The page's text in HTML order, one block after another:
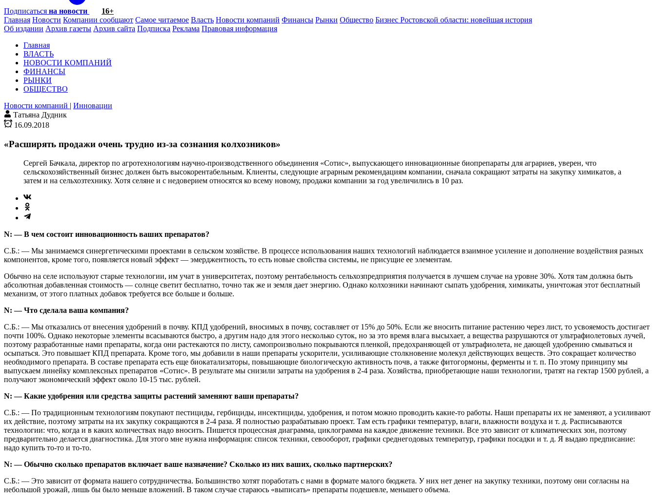
Подписаться на новости
16+
Главная Новости Компании сообщают Самое читаемое Власть Новости компаний Финансы Рынки Общество Бизнес Ростовской области: новейшая история
Об издании Архив газеты Архив сайта Подписка Реклама Правовая информация
Главная
ВЛАСТЬ
НОВОСТИ КОМПАНИЙ
ФИНАНСЫ
РЫНКИ
ОБЩЕСТВО
Новости компаний | Инновации
Татьяна Дудник
16.09.2018
«Расширять продажи очень трудно из-за сознания колхозников»
Сергей Бачкала, директор по агротехнологиям научно-производственного объединения «Сотис», выпускающего инновационные биопрепараты для аграриев, уверен, что
сельскохозяйственный бизнес должен быть высокорентабельным. Клиенты, следующие аграрным рекомендациям компании, сначала сокращают затраты на закупку химикатов, а
затем и на сельхозтехнику. Хотя селяне и с недоверием относятся ко всему новому, продажи компании за год увеличились в 10 раз.
N: — В чем состоит инновационность ваших препаратов?
С.Б.: — Мы занимаемся синергетическими проектами в сельском хозяйстве. В процессе использования наших технологий наблюдается взаимное усиление и дополнение воздействия разных
компонентов, кроме того, появляется новый эффект — эмерджентность, то есть новые свойства системы, не присущие ее элементам.
Обычно на селе используют старые технологии, им учат в университетах, поэтому рентабельность сельхозпредприятия получается в лучшем случае на уровне 30%. Хотя там должна быть
абсолютная добавленная стоимость — солнце светит бесплатно, точно так же и земля дает энергию. Однако колхозники начинают сыпать удобрения, химикаты, уничтожая этот бесплатный
механизм, от этого платных добавок требуется все больше и больше.
N: — Что сделала ваша компания?
С.Б.: — Мы отказались от внесения удобрений в почву. КПД удобрений, вносимых в почву, составляет от 15% до 50%. Если же вносить питание растению через лист, то усвояемость достигает
почти 100%. Однако некоторые элементы всасываются быстро, а другим надо для этого несколько суток, но за это время влага высыхает, а вещества разрушаются от ультрафиолетовых лучей,
поэтому разработанные нами препараты, когда они растекаются по листу, самопроизвольно покрываются пленкой, предохраняющей от ультрафиолета, не дающей удобрению смываться и
осыпаться. Это повышает КПД препарата. Кроме того, мы добавили в наши препараты ускорители, усиливающие столкновение молекул действующих веществ. Это сокращает количество
необходимого препарата. В составе препарата есть еще биокатализаторы, повышающие биологическую активность почв, а также фитогормоны, ферменты и т. п. По этому принципу мы
выпускаем линейку комплексных препаратов «Сотис». В результате мы снизили затраты на удобрения в 2-4 раза. Хозяйства, приобретающие наши технологии, тратят на гектар 1500 рублей, а
получают экономический эффект около 10-15 тыс. рублей.
N: — Какие удобрения или средства защиты растений заменяют ваши препараты?
С.Б.: — По традиционным технологиям покупают пестициды, гербициды, инсектициды, удобрения, и потом можно проводить какие-то работы. Наши препараты их не заменяют, а усиливают
их действие, поэтому затраты на их закупку сокращаются в 2-4 раза. Я полностью разрабатываю проект. Там есть графики температур, влаги, влажности воздуха и т. д. Расписываются
технологии: что, когда и в каких количествах надо вносить. Пишется процессная диаграмма, циклограмма на каждое движение техники. Все это зависит от климатических зон, поэтому
предварительно делается диагностика. Для этого мне нужна информация: список техники, севооборот, графики среднегодовых температур, графики посадки и т. д. Я выдаю предписание:
надо купить то-то и то-то.
N: — Обычно сколько препаратов включает ваше назначение? Сколько из них ваших, сколько партнерских?
С.Б.: — Это зависит от формата нашего сотрудничества. Большинство хотят поработать с нами в формате малого бюджета. У них нет денег на закупку техники, поэтому они согласны на
небольшой урожай, лишь бы было меньше вложений. В таком случае стараюсь «выписать» препараты подешевле, меньшего объема.